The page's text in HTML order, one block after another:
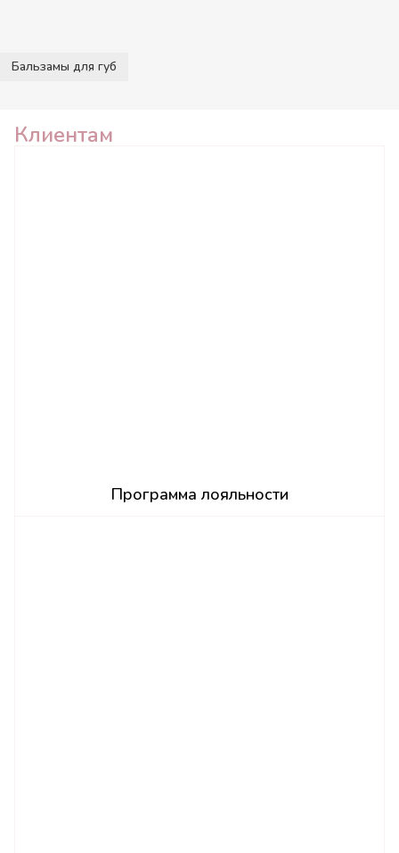
Бальзамы для губ
Клиентам
Программа лояльности